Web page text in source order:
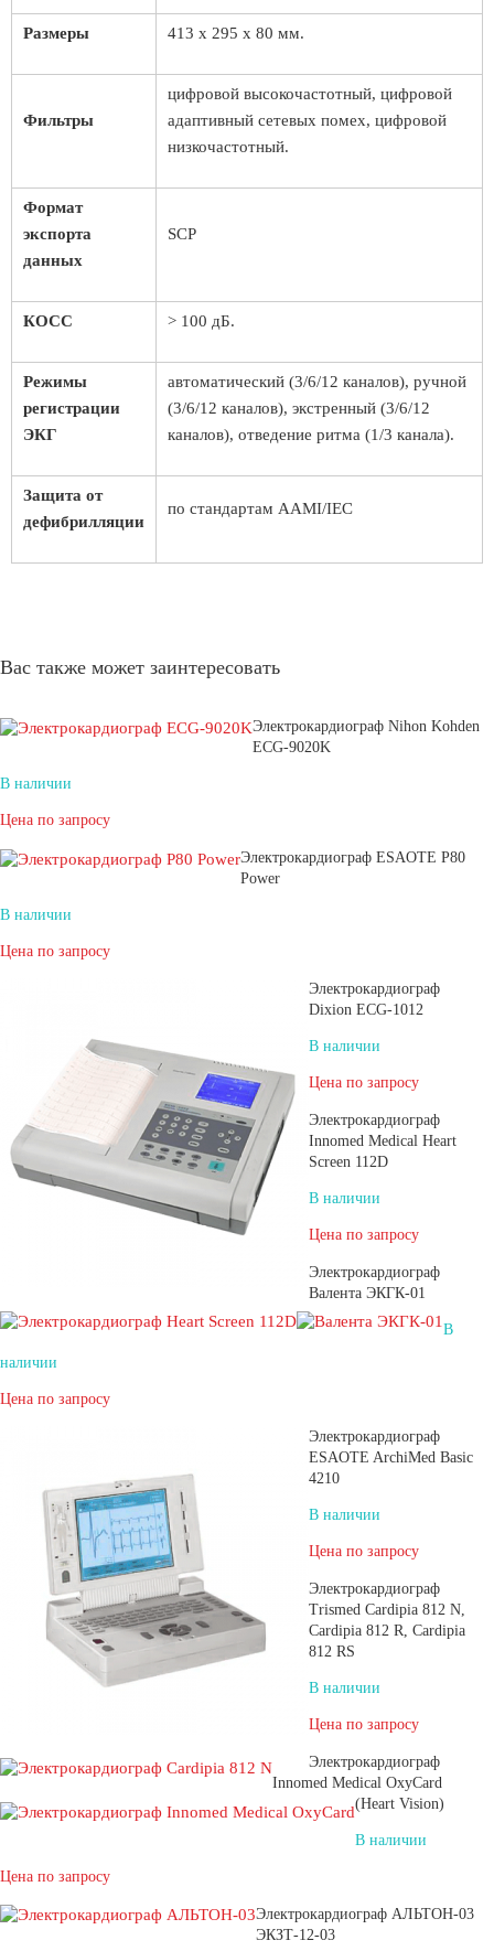
Размеры 413 x 295 x 80 мм.
Фильтры
цифровой высокочастотный, цифровой
адаптивный сетевых помех, цифровой
низкочастотный.
Формат
экспорта
данных
SCP
КОСС > 100 дБ.
Режимы
регистрации
ЭКГ
автоматический (3/6/12 каналов), ручной
(3/6/12 каналов), экстренный (3/6/12
каналов), отведение ритма (1/3 канала).
Защита от
дефибрилляции
по стандартам AAMI/IEC
Вас также может заинтересовать
Электрокардиограф Nihon Kohden
ECG-9020K
В наличии
Цена по запросу
Электрокардиограф ESAOTE P80
Power
В наличии
Цена по запросу
Электрокардиограф
Dixion ECG-1012
В наличии
Цена по запросу
Электрокардиограф
Innomed Medical Heart
Screen 112D
В наличии
Цена по запросу
Электрокардиограф
Валента ЭКГК-01
В
наличии
Цена по запросу
Электрокардиограф
ESAOTE ArchiMed Basic
4210
В наличии
Цена по запросу
Электрокардиограф
Trismed Cardipia 812 N,
Cardipia 812 R, Cardipia
812 RS
В наличии
Цена по запросу
Электрокардиограф
Innomed Medical OxyCard
(Heart Vision)
В наличии
Цена по запросу
Электрокардиограф АЛЬТОН-03
ЭКЗТ-12-03